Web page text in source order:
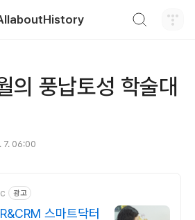
의 풍납토성 학술대
7. 06:00
광고
스마트닥터